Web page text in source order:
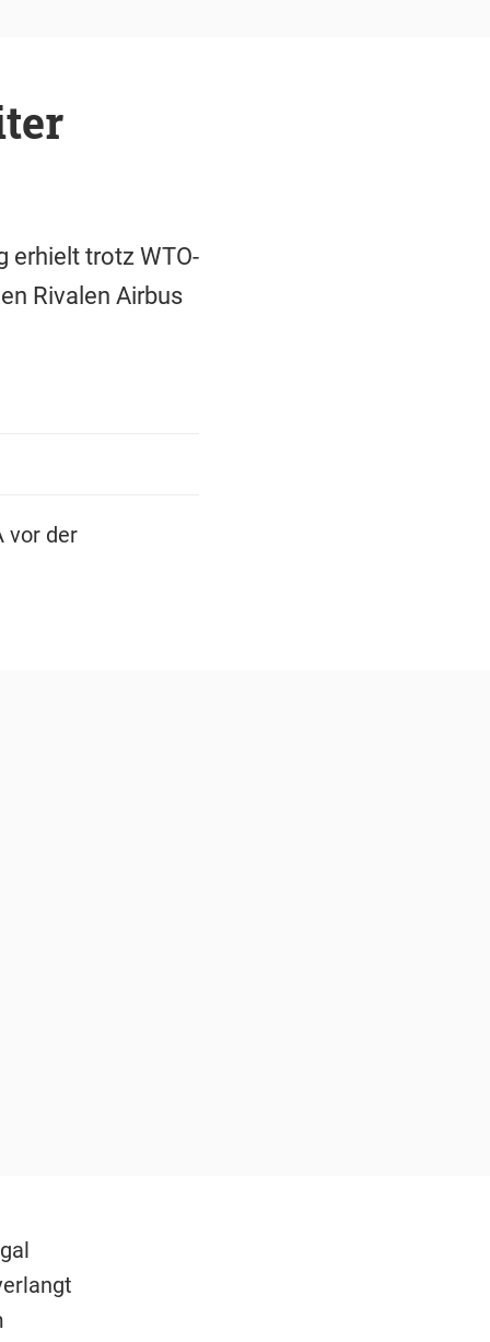
erhielt trotz WTO-
Rivalen Airbus
vor der